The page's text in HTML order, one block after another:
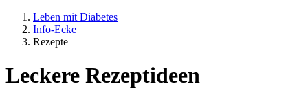
Leben mit Diabetes
Info-Ecke
Rezepte
Leckere Rezeptideen